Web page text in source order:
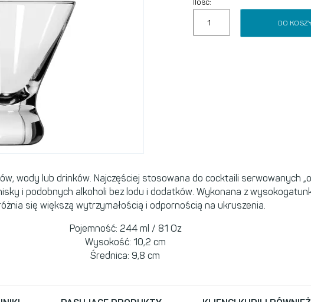
Ilość:
DO
wody lub drinków. Najczęściej stosowana do cocktaili serwowanych
i podobnych alkoholi bez lodu i dodatków. Wykonana z
się większą wytrzymałością i odpornością na ukruszenia.
Pojemność: 244 ml / 81 Oz
Wysokość: 10,2 cm
Średnica: 9,8 cm